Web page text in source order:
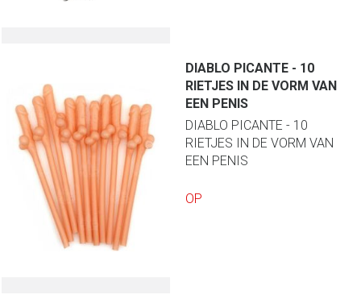
DIABLO PICANTE - 10
RIETJES IN DE VORM VAN
EEN PENIS
DIABLO PICANTE - 10
RIETJES IN DE VORM VAN
EEN PENIS
OP